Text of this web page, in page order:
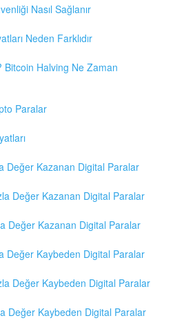
Nasıl Sağlanır
Neden Farklıdır
Bitcoin Halving Ne Zaman
Paralar
Değer Kazanan Digital Paralar
Değer Kazanan Digital Paralar
Değer Kazanan Digital Paralar
Değer Kaybeden Digital Paralar
Değer Kaybeden Digital Paralar
Değer Kaybeden Digital Paralar